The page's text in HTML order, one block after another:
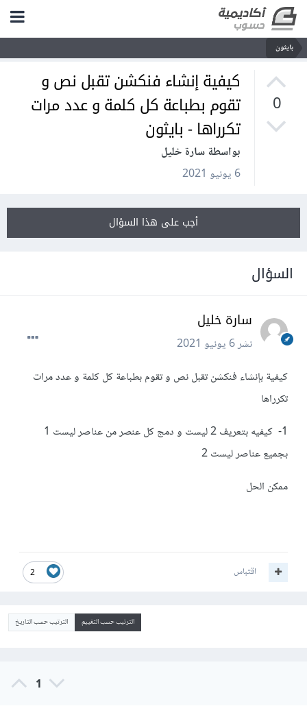
بايثون
0
كيفية إنشاء فنكشن تقبل نص و
تقوم بطباعة كل كلمة و عدد مرات
تكرراها - بايثون
بواسطة سارة خليل
6 يونيو 2021
أجب على هذا السؤال
السؤال
سارة خليل
نشر6 يونيو 2021
كيفية بإنشاء فنكشن تقبل نص و تقوم بطباعة كل كلمة و عدد مرات
تكرراها
1- كيفيه بتعريف 2 ليست و دمج كل عنصر من عناصر ليست 1
بجميع عناصر ليست 2
ممكن الحل
2 اقتباس
الترتيب حسب التقييم الترتيب حسب التاريخ
1